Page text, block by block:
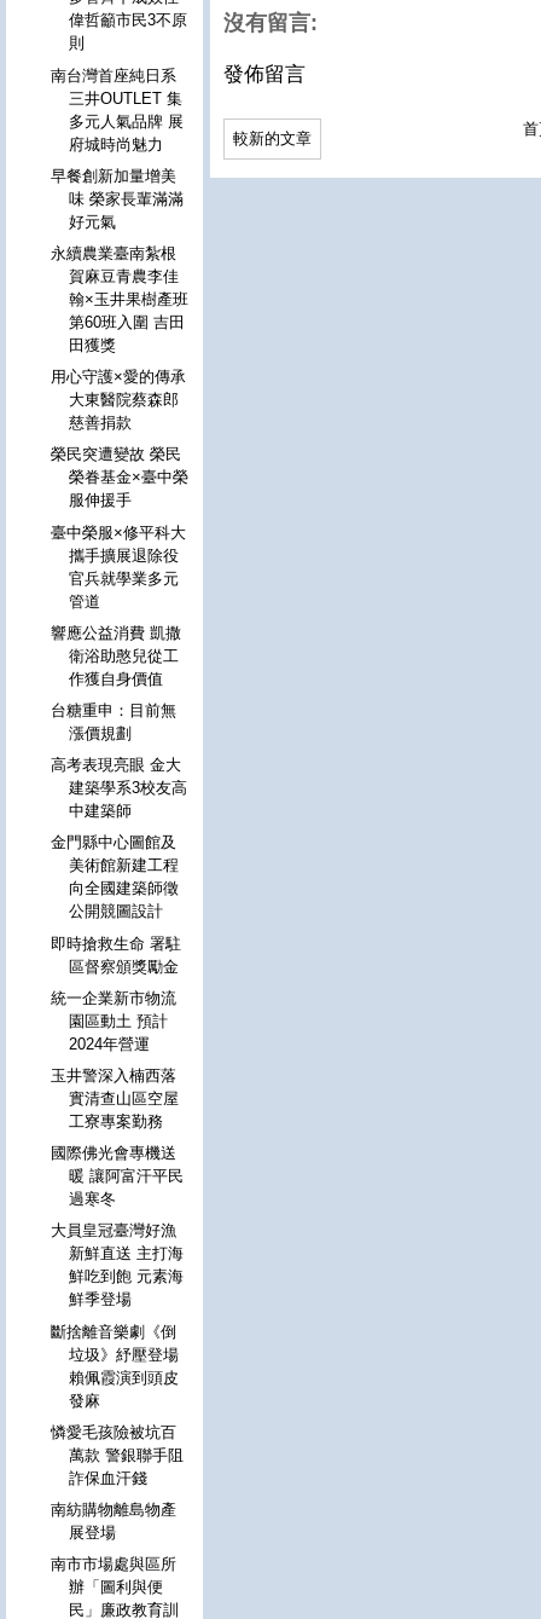
沒有留言:
發佈留言
較新的文章
偉哲籲市民3不原
則
南台灣首座純日系
三井OUTLET 集
多元人氣品牌 展
府城時尚魅力
早餐創新加量增美
味 榮家長輩滿滿
好元氣
永續農業臺南紮根
賀麻豆青農李佳
翰×玉井果樹產班
第60班入圍 吉田
田獲獎
用心守護×愛的傳承
大東醫院蔡森郎
慈善捐款
榮民突遭變故 榮民
榮眷基金×臺中榮
服伸援手
臺中榮服×修平科大
攜手擴展退除役
官兵就學業多元
管道
響應公益消費 凱撒
衛浴助憨兒從工
作獲自身價值
台糖重申：目前無
漲價規劃
高考表現亮眼 金大
建築學系3校友高
中建築師
金門縣中心圖館及
美術館新建工程
向全國建築師徵
公開競圖設計
即時搶救生命 署駐
區督察頒獎勵金
統一企業新市物流
園區動土 預計
2024年營運
玉井警深入楠西落
實清查山區空屋
工寮專案勤務
國際佛光會專機送
暖 讓阿富汗平民
過寒冬
大員皇冠臺灣好漁
新鮮直送 主打海
鮮吃到飽 元素海
鮮季登場
斷捨離音樂劇《倒
垃圾》紓壓登場
賴佩霞演到頭皮
發麻
憐愛毛孩險被坑百
萬款 警銀聯手阻
詐保血汗錢
南紡購物離島物產
展登場
南市市場處與區所
辦「圖利與便
民」廉政教育訓